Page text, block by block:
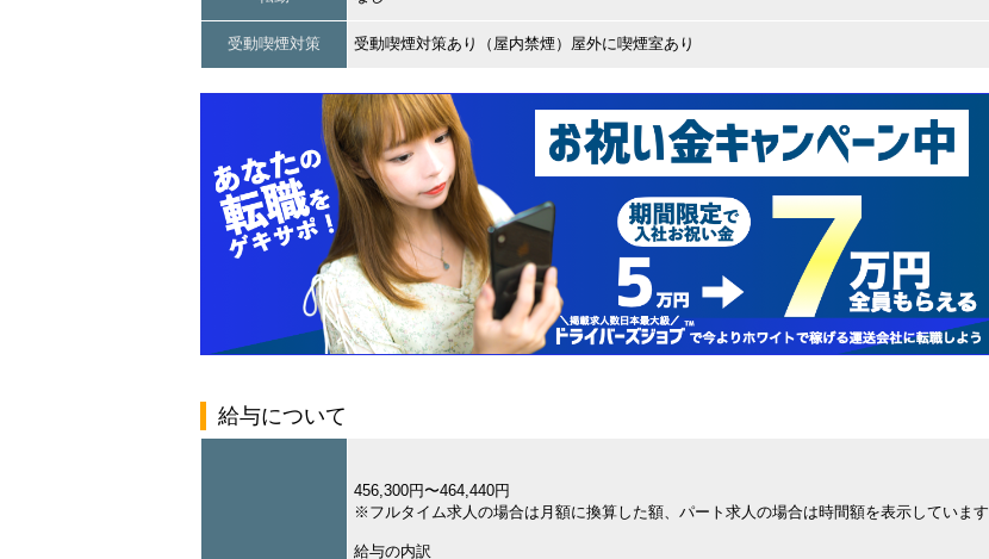
受動喫煙対策 受動喫煙対策あり（屋内禁煙）屋外に喫煙室あり
給与について
456,300円〜464,440円
※フルタイム求人の場合は月額に換算した額、パート求人の場合は時間額を表示しています
給与の内訳